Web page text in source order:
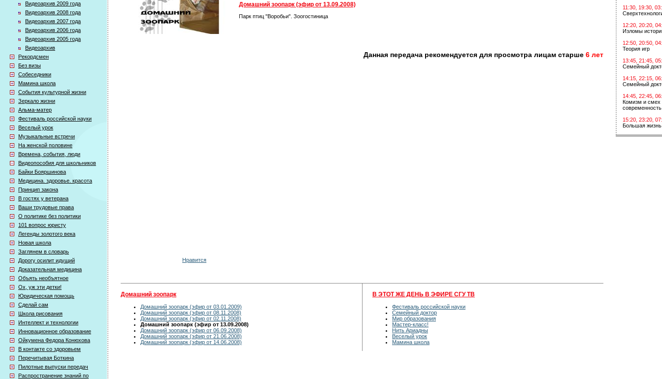
Видеоархив 2009 года
Видеоархив 2008 года
Видеоархив 2007 года
Видеоархив 2006 года
Видеоархив 2005 года
Видеоархив
Рекордсмен
Без визы
Собеседники
Мамина школа
События культурной жизни
Зеркало жизни
Альма-матер
Фестиваль российской науки
Веселый урок
Музыкальные встречи
На женской половине
Времена, события, люди
Видеопособия для школьников
Байки Бояршинова
Медицина. здоровье. красота
Принцип закона
В гостях у ветерана
Ваши трудовые права
О политике без политики
101 вопрос юристу
Легенды золотого века
Новая школа
Заглянем в словарь
Дорогу осилит идущий
Доказательная медицина
Объять необъятное
Ох, уж эти детки!
Юридическая помощь
Сделай сам
Школа рисования
Интеллект и технологии
Инновационное образование
Ойкумена Федора Конюхова
В контакте со здоровьем
Перечитывая Боткина
Пилотные выпуски передач
Распространение знаний по
Домашний зоопарк (эфир от 13.09.2008)
Парк птиц "Воробьи". Зоогостиница
Данная передача рекомендуется для просмотра лицам старше 6 лет
Нравится
Домашний зоопарк
Домашний зоопарк (эфир от 03.01.2009)
Домашний зоопарк (эфир от 08.11.2008)
Домашний зоопарк (эфир от 02.11.2008)
Домашний зоопарк (эфир от 13.09.2008)
Домашний зоопарк (эфир от 06.09.2008)
Домашний зоопарк (эфир от 21.06.2008)
Домашний зоопарк (эфир от 14.06.2008)
В ЭТОТ ЖЕ ДЕНЬ В ЭФИРЕ СГУ ТВ
Фестиваль российской науки
Семейный доктор
Мир образования
Мастер-класс!
Нить Ариадны
Веселый урок
Мамина школа
11:30, 19:30,
12:20, 20:20,
Изломы
12:50, 20:50,
Теория игр
13:45, 21:45,
Семейный
14:15, 22:15,
Семейный
14:45, 22:45,
Комизм и смех
современность
15:20, 23:20,
Большая жизнь